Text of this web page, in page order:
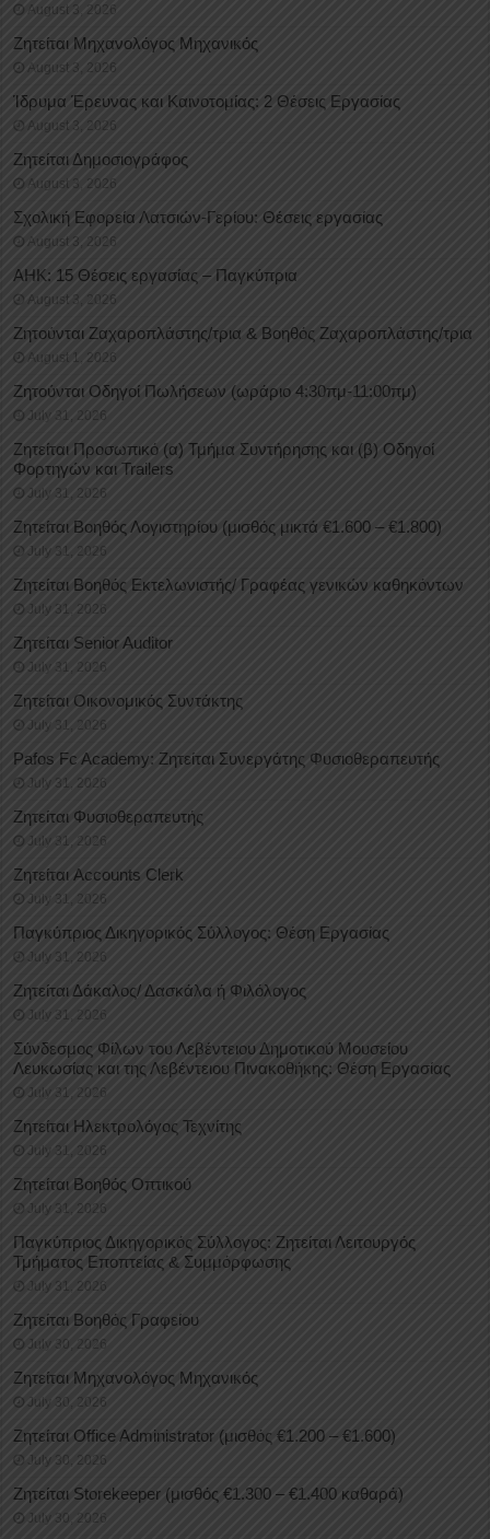
August 3, 2026
Ζητείται Μηχανολόγος Μηχανικός
August 3, 2026
Ίδρυμα Έρευνας και Καινοτομίας: 2 Θέσεις Εργασίας
August 3, 2026
Ζητείται Δημοσιογράφος
August 3, 2026
Σχολική Εφορεία Λατσιών-Γερίου: Θέσεις εργασίας
August 3, 2026
ΑΗΚ: 15 Θέσεις εργασίας – Παγκύπρια
August 3, 2026
Ζητούνται Ζαχαροπλάστης/τρια & Βοηθός Ζαχαροπλάστης/τρια
August 1, 2026
Ζητούνται Οδηγοί Πωλήσεων (ωράριο 4:30πμ-11:00πμ)
July 31, 2026
Ζητείται Προσωπικό (α) Τμήμα Συντήρησης και (β) Οδηγοί
Φορτηγών και Trailers
July 31, 2026
Ζητείται Βοηθός Λογιστηρίου (μισθός μικτά €1.600 – €1.800)
July 31, 2026
Ζητείται Βοηθός Εκτελωνιστής/ Γραφέας γενικών καθηκόντων
July 31, 2026
Ζητείται Senior Auditor
July 31, 2026
Ζητείται Οικονομικός Συντάκτης
July 31, 2026
Pafos Fc Academy: Ζητείται Συνεργάτης Φυσιοθεραπευτής
July 31, 2026
Ζητείται Φυσιοθεραπευτής
July 31, 2026
Ζητείται Accounts Clerk
July 31, 2026
Παγκύπριος Δικηγορικός Σύλλογος: Θέση Εργασίας
July 31, 2026
Ζητείται Δάκαλος/ Δασκάλα ή Φιλόλογος
July 31, 2026
Σύνδεσμος Φίλων του Λεβέντειου Δημοτικού Μουσείου
Λευκωσίας και της Λεβέντειου Πινακοθήκης: Θέση Εργασίας
July 31, 2026
Ζητείται Ηλεκτρολόγος Τεχνίτης
July 31, 2026
Ζητείται Βοηθός Οπτικού
July 31, 2026
Παγκύπριος Δικηγορικός Σύλλογος: Ζητείται Λειτουργός
Τμήματος Εποπτείας & Συμμόρφωσης
July 31, 2026
Ζητείται Βοηθός Γραφείου
July 30, 2026
Ζητείται Μηχανολόγος Μηχανικός
July 30, 2026
Ζητείται Office Administrator (μισθός €1.200 – €1.600)
July 30, 2026
Ζητείται Storekeeper (μισθός €1.300 – €1.400 καθαρά)
July 30, 2026